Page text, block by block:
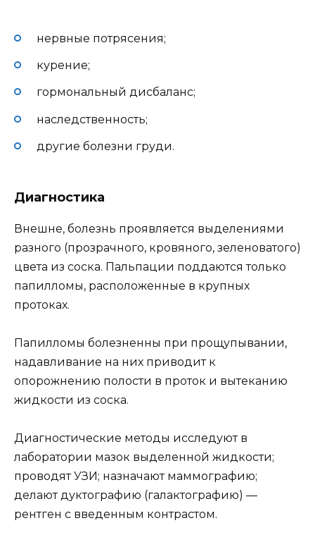
нервные потрясения;
курение;
гормональный дисбаланс;
наследственность;
другие болезни груди.
Диагностика
Внешне, болезнь проявляется выделениями
разного (прозрачного, кровяного, зеленоватого)
цвета из соска. Пальпации поддаются только
папилломы, расположенные в крупных
протоках.
Папилломы болезненны при прощупывании,
надавливание на них приводит к
опорожнению полости в проток и вытеканию
жидкости из соска.
Диагностические методы исследуют в
лаборатории мазок выделенной жидкости;
проводят УЗИ; назначают маммографию;
делают дуктографию (галактографию) —
рентген с введенным контрастом.